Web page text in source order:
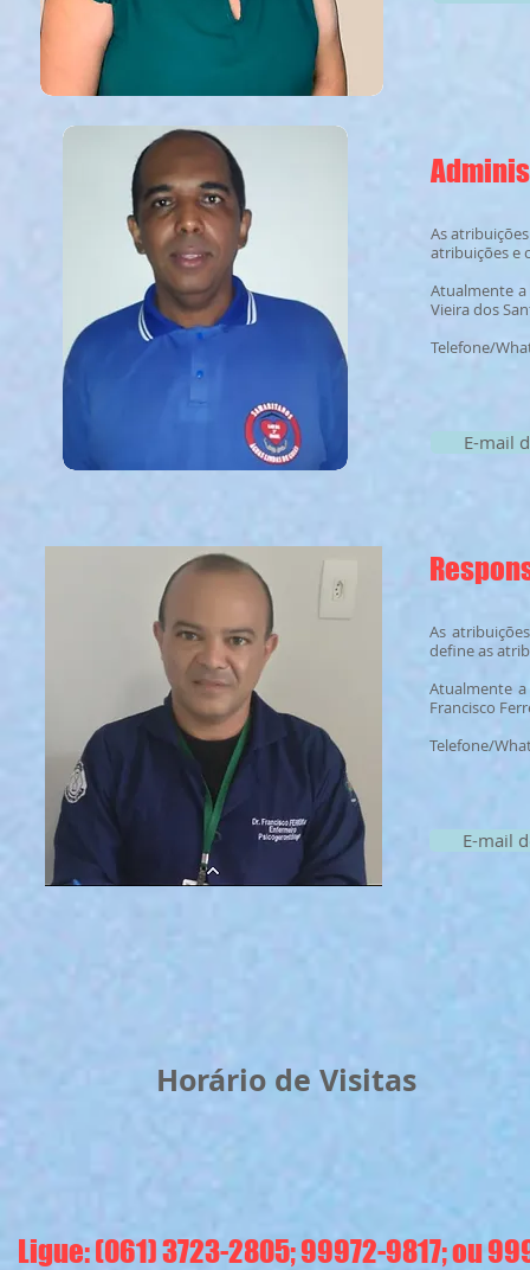
As
atribuições e
Atualmente a
Vieira dos
Telefone/
E-mail
As
define as
Atualmente
Francisco
Telefone/
E-mail
Horário de Visitas
Ligue: (061) 3723-2805; 99972-9817; ou